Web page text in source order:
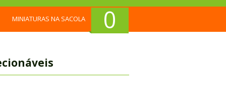
0
MINIATURAS NA SACOLA